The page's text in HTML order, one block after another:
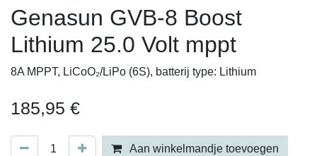
Genasun GVB-8 Boost
Lithium 25.0 Volt mppt
8A MPPT, LiCoO₂/LiPo (6S), batterij type: Lithium
185,95 €
Aan winkelmandje toevoegen